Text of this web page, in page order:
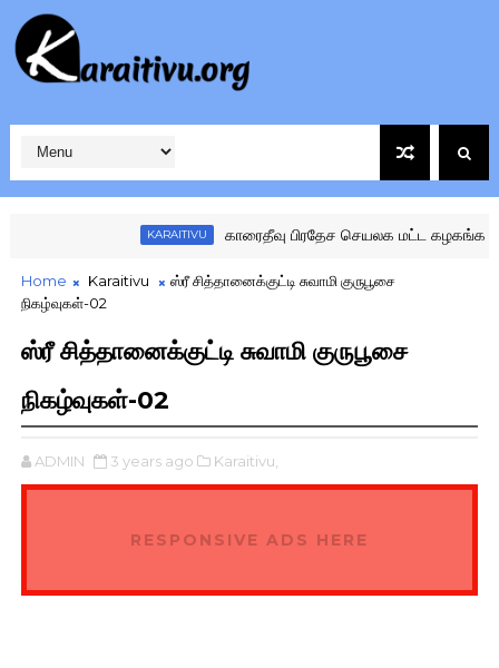
KARAITIVU காரைதீவு பிரதேச செயலக மட்ட
Home Karaitivu
ஸ்ரீ சித்தானைக்குட்டி சுவாமி குருபூசை
நிகழ்வுகள்-02
ஸ்ரீ சித்தானைக்குட்டி சுவாமி குருபூசை
நிகழ்வுகள்-02
ADMIN 3 years ago Karaitivu,
RESPONSIVE ADS HERE